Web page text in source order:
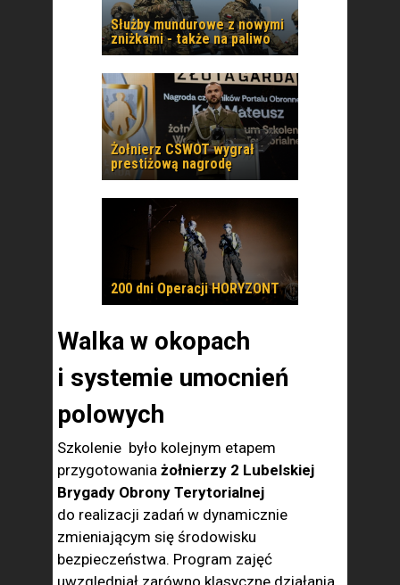
Służby mundurowe z nowymi
zniżkami - także na paliwo
Żołnierz CSWOT wygrał
prestiżową nagrodę
200 dni Operacji HORYZONT
Walka w okopach
i systemie umocnień
polowych
Szkolenie było kolejnym etapem
przygotowania żołnierzy 2 Lubelskiej
Brygady Obrony Terytorialnej
do realizacji zadań w dynamicznie
zmieniającym się środowisku
bezpieczeństwa. Program zajęć
uwzględniał zarówno klasyczne działania